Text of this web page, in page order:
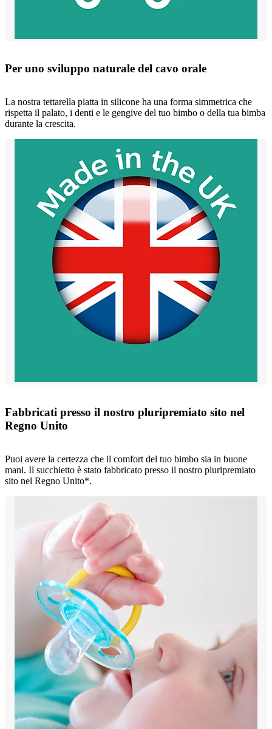
Per uno sviluppo naturale del cavo orale
La nostra tettarella piatta in silicone ha una forma simmetrica che
rispetta il palato, i denti e le gengive del tuo bimbo o della tua bimba
durante la crescita.
Fabbricati presso il nostro pluripremiato sito nel
Regno Unito
Puoi avere la certezza che il comfort del tuo bimbo sia in buone
mani. Il succhietto è stato fabbricato presso il nostro pluripremiato
sito nel Regno Unito*.